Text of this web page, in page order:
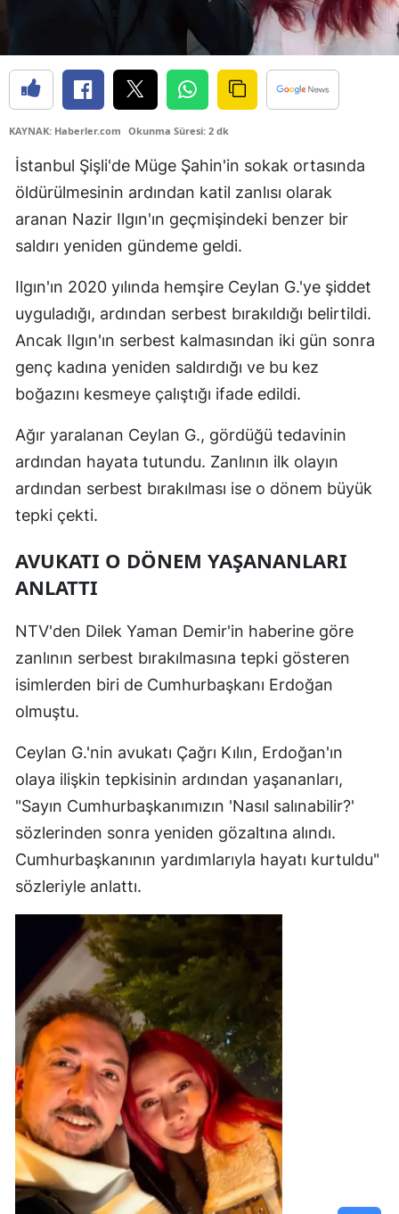
KAYNAK: Haberler.com Okunma Süresi: 2 dk
İstanbul Şişli'de Müge Şahin'in sokak ortasında
öldürülmesinin ardından katil zanlısı olarak
aranan Nazir Ilgın'ın geçmişindeki benzer bir
saldırı yeniden gündeme geldi.
Ilgın'ın 2020 yılında hemşire Ceylan G.'ye şiddet
uyguladığı, ardından serbest bırakıldığı belirtildi.
Ancak Ilgın'ın serbest kalmasından iki gün sonra
genç kadına yeniden saldırdığı ve bu kez
boğazını kesmeye çalıştığı ifade edildi.
Ağır yaralanan Ceylan G., gördüğü tedavinin
ardından hayata tutundu. Zanlının ilk olayın
ardından serbest bırakılması ise o dönem büyük
tepki çekti.
AVUKATI O DÖNEM YAŞANANLARI
ANLATTI
NTV'den Dilek Yaman Demir'in haberine göre
zanlının serbest bırakılmasına tepki gösteren
isimlerden biri de Cumhurbaşkanı Erdoğan
olmuştu.
Ceylan G.'nin avukatı Çağrı Kılın, Erdoğan'ın
olaya ilişkin tepkisinin ardından yaşananları,
"Sayın Cumhurbaşkanımızın 'Nasıl salınabilir?'
sözlerinden sonra yeniden gözaltına alındı.
Cumhurbaşkanının yardımlarıyla hayatı kurtuldu"
sözleriyle anlattı.